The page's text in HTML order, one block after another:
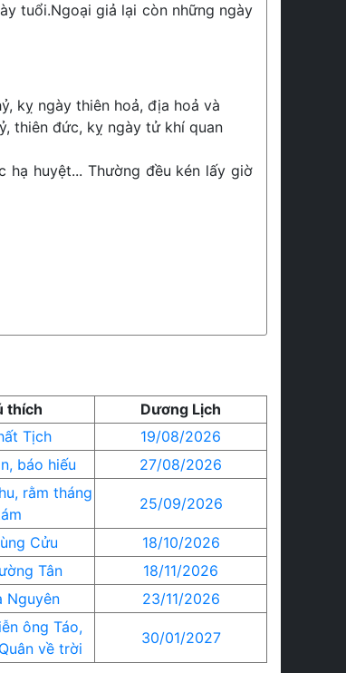
tuổi.Ngoại giả lại còn những ngày
kỵ ngày thiên hoả, địa hoả và
thiên đức, kỵ ngày tử khí quan
huyệt... Thường đều kén lấy giờ
thích
Dương Lịch
Tịch
19/08/2026
báo hiếu 27/08/2026
rằm tháng
25/09/2026
Cửu
18/10/2026
Tân
18/11/2026
Nguyên 23/11/2026
ông Táo,
về trời
30/01/2027